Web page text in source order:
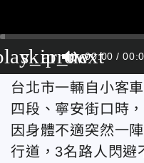
skip_next
00:00
台北市一輛自小客
四段、寧安街口時
因身體不適突然一
行道，3名路人閃避